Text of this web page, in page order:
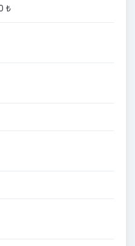
niteliktedir.
sunum için bizimle
arayabilirsiniz.
₺